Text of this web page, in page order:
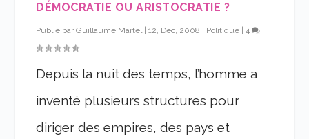
DÉMOCRATIE OU ARISTOCRATIE ?
Publié parGuillaume Martel|12, Déc, 2008 Politique |4
Depuis la nuit des temps, l’homme a
inventé plusieurs structures pour
diriger des empires, des pays et